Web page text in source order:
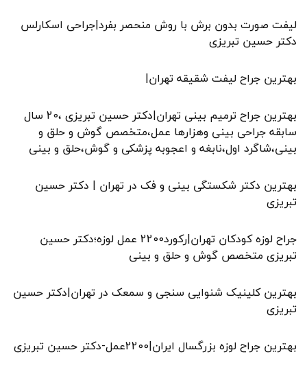
لیفت صورت بدون برش با روش منحصر بفرد|جراحی اسکارلس
دکتر حسین تبریزی
بهترین جراح لیفت شقیقه تهران|
بهترین جراح ترمیم بینی تهران|دکتر حسین تبریزی ،20 سال
سابقه جراحی بینی وهزارها عمل،متخصص گوش و حلق و
بینی،شاگرد اول،نابغه و اعجوبه پزشکی و گوش،حلق و بینی
بهترین دکتر شکستگی بینی و فک در تهران | دکتر حسین
تبریزی
جراح لوزه کودکان تهران|رکورد2200 عمل لوزه؛دکتر حسین
تبریزی متخصص گوش و حلق و بینی
بهترین کلینیک شنوایی سنجی و سمعک در تهران|دکتر حسین
تبریزی
بهترین جراح لوزه بزرگسال ایران|2200عمل-دکتر حسین تبریزی